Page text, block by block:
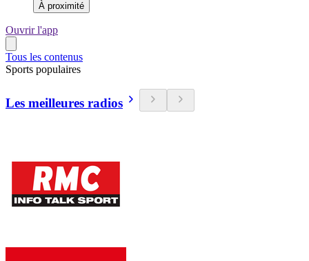
À proximité
Ouvrir l'app
Tous les contenus
Sports populaires
Les meilleures radios